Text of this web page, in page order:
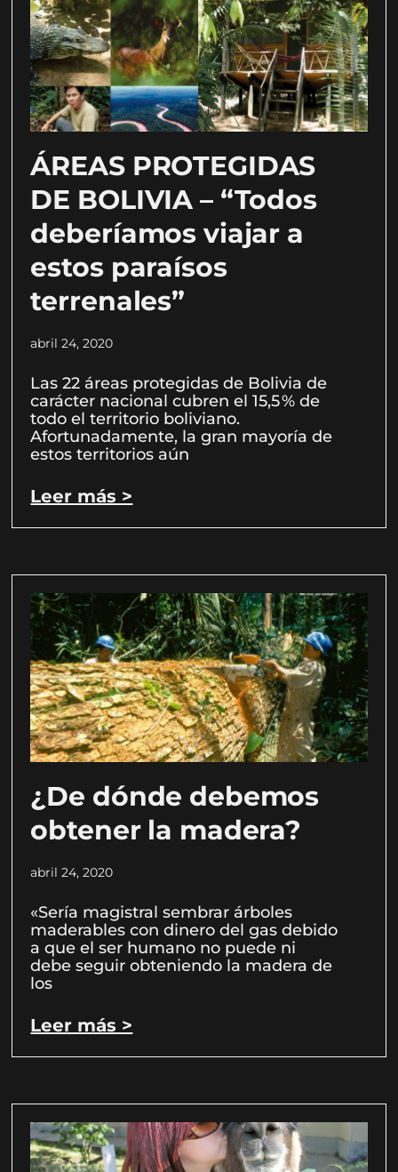
ÁREAS PROTEGIDAS
DE BOLIVIA – “Todos
deberíamos viajar a
estos paraísos
terrenales”
abril 24, 2020
Las 22 áreas protegidas de Bolivia de
carácter nacional cubren el 15,5 % de
todo el territorio boliviano.
Afortunadamente, la gran mayoría de
estos territorios aún
Leer más >
¿De dónde debemos
obtener la madera?
abril 24, 2020
«Sería magistral sembrar árboles
maderables con dinero del gas debido
a que el ser humano no puede ni
debe seguir obteniendo la madera de
los
Leer más >